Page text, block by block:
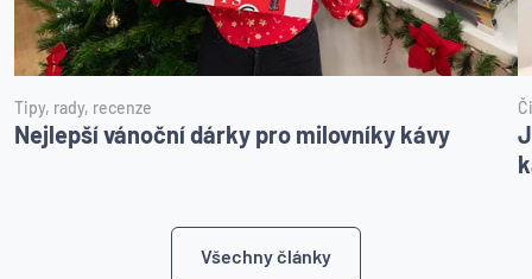
Tipy, rady, recenze
Nejlepší vánoční dárky pro milovníky kávy
Všechny články